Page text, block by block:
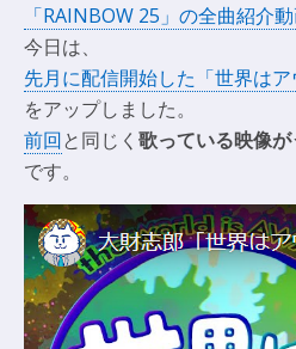
「RAINBOW 25」の全曲紹介
今日は、
先月に配信開始した「世界はア
をアップしました。
前回と同じく 歌っている映像
です。